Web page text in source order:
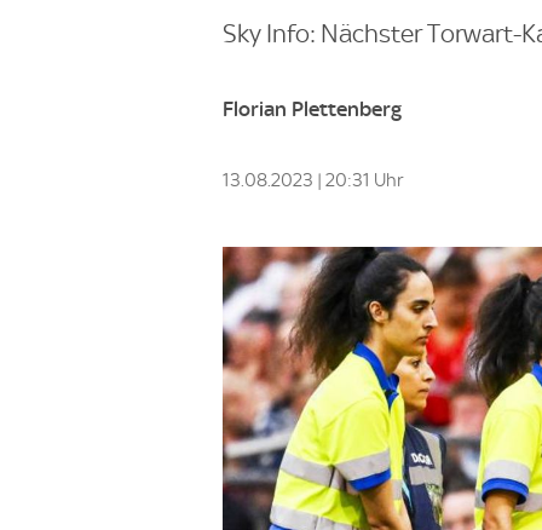
Sky Info: Nächster Torwart-
Florian Plettenberg
13.08.2023 | 20:31 Uhr